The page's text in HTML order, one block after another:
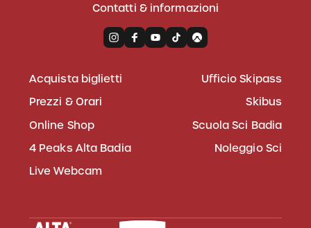
Contatti & informazioni
Acquista biglietti
Prezzi & Orari
Online Shop
4 Peaks Alta Badia
Live Webcam
Ufficio Skipass
Skibus
Scuola Sci Badia
Noleggio Sci